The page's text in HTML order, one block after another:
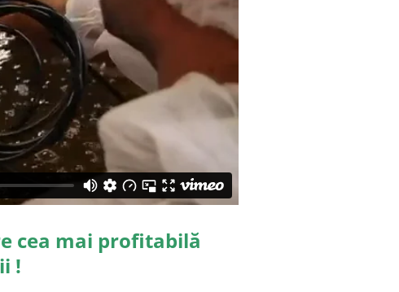
cea mai profitabilă
!